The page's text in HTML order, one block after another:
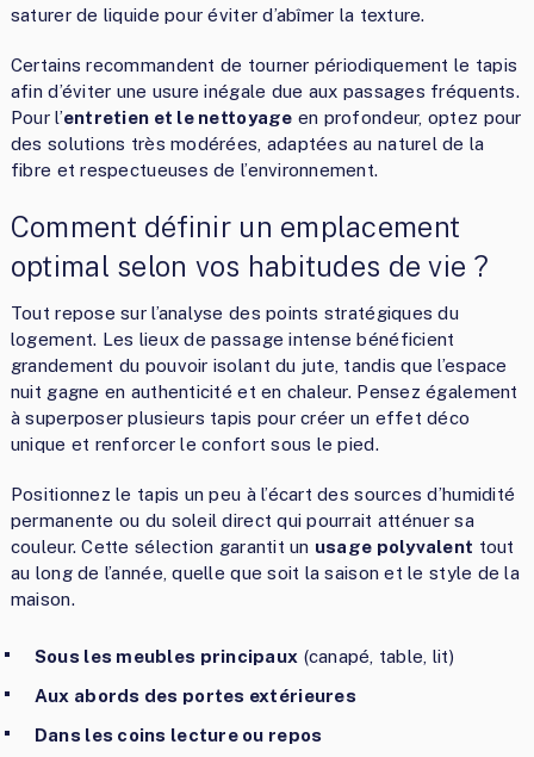
saturer de liquide pour éviter d’abîmer la texture.
Certains recommandent de tourner périodiquement le tapis
afin d’éviter une usure inégale due aux passages fréquents.
Pour l’entretien et le nettoyage en profondeur, optez pour
des solutions très modérées, adaptées au naturel de la
fibre et respectueuses de l’environnement.
Comment définir un emplacement
optimal selon vos habitudes de vie ?
Tout repose sur l’analyse des points stratégiques du
logement. Les lieux de passage intense bénéficient
grandement du pouvoir isolant du jute, tandis que l’espace
nuit gagne en authenticité et en chaleur. Pensez également
à superposer plusieurs tapis pour créer un effet déco
unique et renforcer le confort sous le pied.
Positionnez le tapis un peu à l’écart des sources d’humidité
permanente ou du soleil direct qui pourrait atténuer sa
couleur. Cette sélection garantit un usage polyvalent tout
au long de l’année, quelle que soit la saison et le style de la
maison.
Sous les meubles principaux (canapé, table, lit)
Aux abords des portes extérieures
Dans les coins lecture ou repos